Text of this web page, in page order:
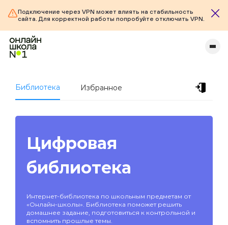
Подключение через VPN может влиять на стабильность
сайта. Для корректной работы попробуйте отключить VPN.
Библиотека Избранное
Цифровая
библиотека
Интернет-библиотека по школьным предметам от
«Онлайн-школы». Библиотека поможет решить
домашнее задание, подготовиться к контрольной и
вспомнить прошлые темы.